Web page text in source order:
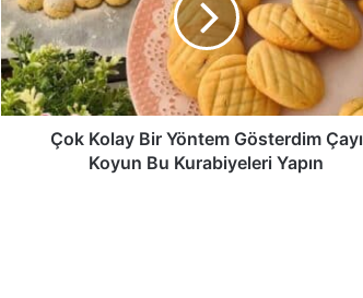
Gösterdim
Çayı
Koyun
Bu
Kurabiyeleri
Çok Kolay Bir Yöntem Gösterdim Çayı
Koyun Bu Kurabiyeleri Yapın